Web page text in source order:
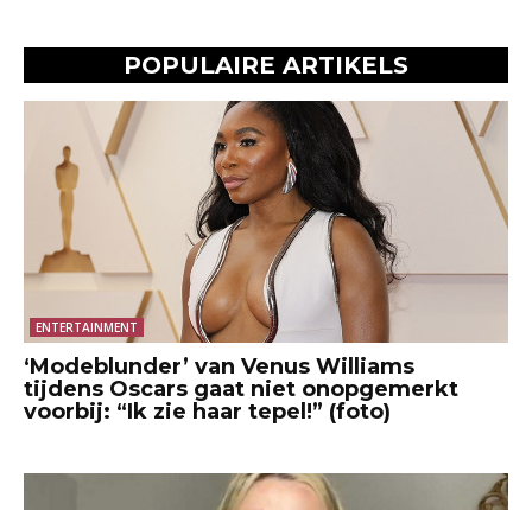
POPULAIRE ARTIKELS
ENTERTAINMENT
‘Modeblunder’ van Venus Williams
tijdens Oscars gaat niet onopgemerkt
voorbij: “Ik zie haar tepel!” (foto)